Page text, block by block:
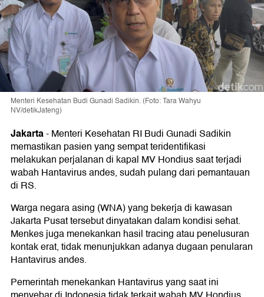
Menteri Kesehatan Budi Gunadi Sadikin. (Foto: Tara Wahyu
NV/detikJateng)
Jakarta-Menteri Kesehatan RI Budi Gunadi Sadikin
memastikan pasien yang sempat teridentifikasi
melakukan perjalanan di kapal MV Hondius saat terjadi
wabah Hantavirus andes, sudah pulang dari pemantauan
di RS.
Warga negara asing (WNA) yang bekerja di kawasan
Jakarta Pusat tersebut dinyatakan dalam kondisi sehat.
Menkes juga menekankan hasil tracing atau penelusuran
kontak erat, tidak menunjukkan adanya dugaan penularan
Hantavirus andes.
Pemerintah menekankan Hantavirus yang saat ini